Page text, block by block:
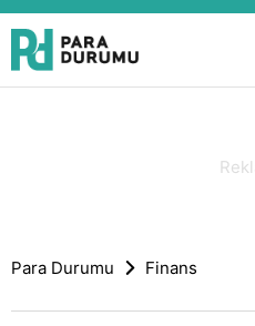
Para Durumu Finans